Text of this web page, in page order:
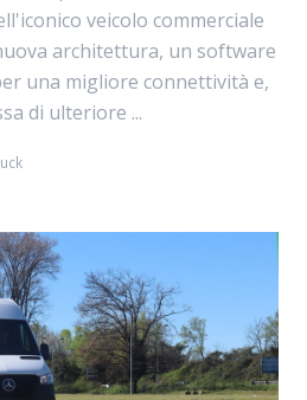
veicolo commerciale
architettura, un software
una migliore connettività e,
di ulteriore ...